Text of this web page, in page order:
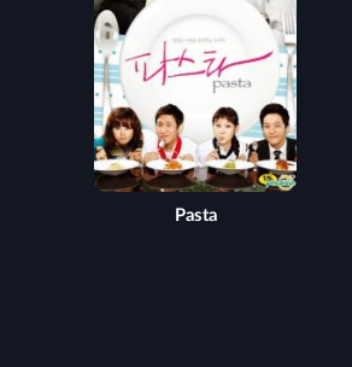
Pasta